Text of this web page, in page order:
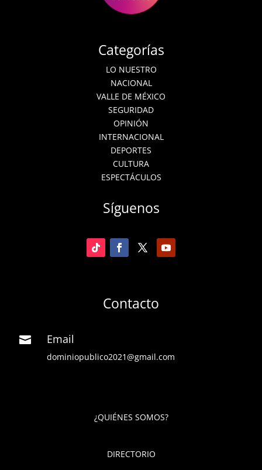
Categorías
LO NUESTRO
NACIONAL
VALLE DE MÉXICO
SEGURIDAD
OPINIÓN
INTERNACIONAL
DEPORTES
CULTURA
ESPECTÁCULOS
Síguenos
Contacto
 Email
dominiopublico2021@gmail.com
¿QUIÉNES SOMOS?
DIRECTORIO